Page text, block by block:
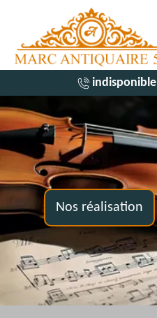
indisponible
Nos réalisation